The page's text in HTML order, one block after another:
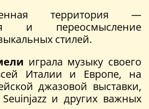
территория —
и переосмысление
стилей.
играла музыку своего
Италии и Европе, на
джазовой выставки,
и других важных